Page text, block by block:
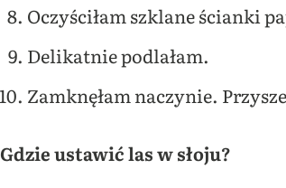
Oczyściłam szklane ścianki
Delikatnie podlałam.
Zamknęłam naczynie.
Gdzie ustawić las w słoju?